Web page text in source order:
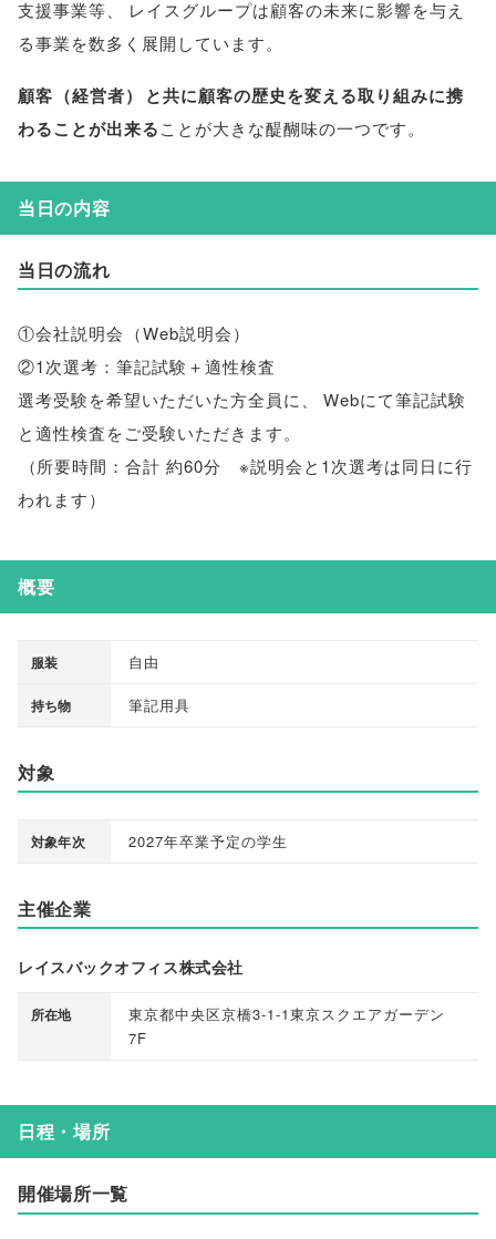
支援事業等
レイスグループは顧客の未来に影響を与え
る事業を数多く展開しています。
顧客 （経営者）
と共に顧客の歴史を変える取り組みに携
わることが出来ることが大きな醍醐味の一つです。
当日の内容
当日の流れ
①会社説明会 （Web説明会）
②1次選考：筆記試験＋適性検査
選考受験を希望いただいた方全員に、
Webにて筆記試験
と適性検査をご受験いただきます。
（所要時間：合計 約60分 ※説明会と1次選考は同日に行
われます）
概要
服装 自由
持ち物 筆記用具
対象
対象年次 2027年卒業予定の学生
主催企業
レイスバックオフィス株式会社
所在地
東京都中央区京橋3-1-1東京スクエアガーデン
7F
日程・場所
開催場所一覧